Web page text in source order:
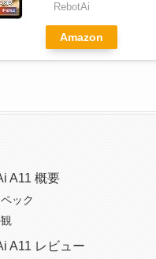
RebotAi
Amazon
A11 概要
ック
A11 レビュー